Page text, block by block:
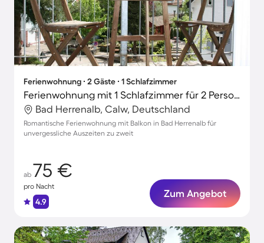
Ferienwohnung ∙ 2 Gäste ∙ 1 Schlafzimmer
Ferienwohnung mit 1 Schlafzimmer für 2 Personen
Bad Herrenalb, Calw, Deutschland
Romantische Ferienwohnung mit Balkon in Bad Herrenalb für
unvergessliche Auszeiten zu zweit
ab 75 €
pro Nacht
4.9
Zum Angebot